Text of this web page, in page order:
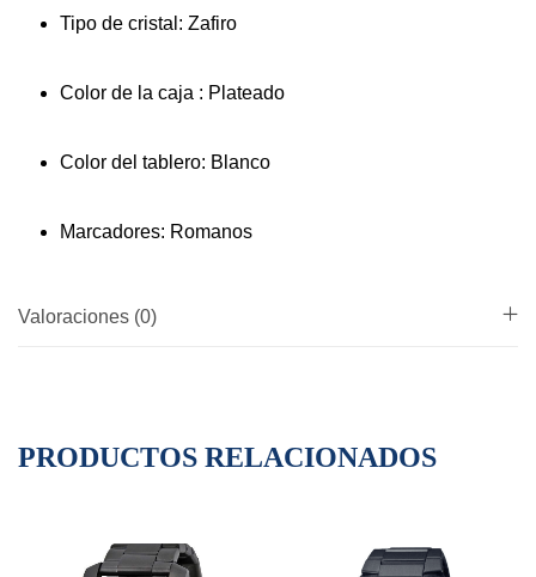
Tipo de cristal: Zafiro
Color de la caja : Plateado
Color del tablero: Blanco
Marcadores: Romanos
Valoraciones (0)
PRODUCTOS RELACIONADOS